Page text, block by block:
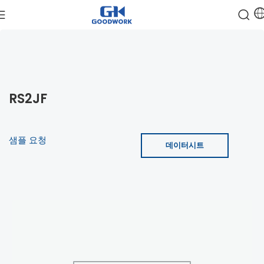
RS2JF
샘플 요청 데이터시트